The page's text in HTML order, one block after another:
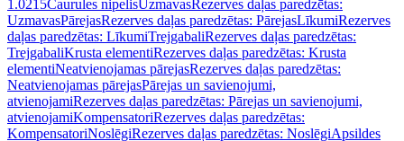
1.0215Caurules nipelisUzmavasRezerves daļas paredzētas:
UzmavasPārejasRezerves daļas paredzētas: PārejasLīkumiRezerves
daļas paredzētas: LīkumiTrejgabaliRezerves daļas paredzētas:
TrejgabaliKrusta elementiRezerves daļas paredzētas: Krusta
elementiNeatvienojamas pārejasRezerves daļas paredzētas:
Neatvienojamas pārejasPārejas un savienojumi,
atvienojamiRezerves daļas paredzētas: Pārejas un savienojumi,
atvienojamiKompensatoriRezerves daļas paredzētas:
KompensatoriNoslēgiRezerves daļas paredzētas: NoslēgiApsildes